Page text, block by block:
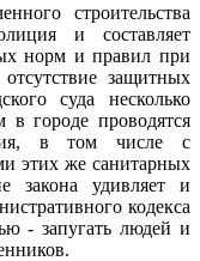
строительства
и составляет
норм и правил при
защитных
суда несколько
городе проводятся
в том числе с
этих же санитарных
закона удивляет и
кодекса
- запугать людей и